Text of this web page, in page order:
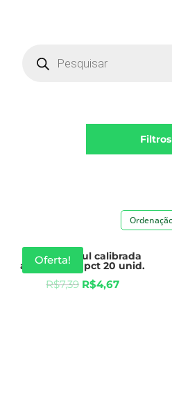
search
Filtros
Oferta!
Alça 01 e 10ul calibrada
azul, estéril, pct 20 unid.
R$7,39 R$4,67